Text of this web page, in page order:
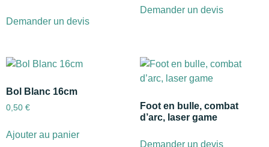
Demander un devis
Demander un devis
Bol Blanc 16cm
0,50 €
Ajouter au panier
Foot en bulle, combat
d’arc, laser game
Demander un devis